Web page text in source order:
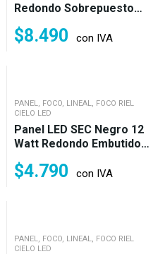
Redondo Sobrepuesto
$8.490 con IVA
PANEL, FOCO, LINEAL, FOCO RIEL
CIELO LED
Panel LED SEC Negro 12
Watt Redondo Embutido
(100w)
$4.790 con IVA
PANEL, FOCO, LINEAL, FOCO RIEL
CIELO LED